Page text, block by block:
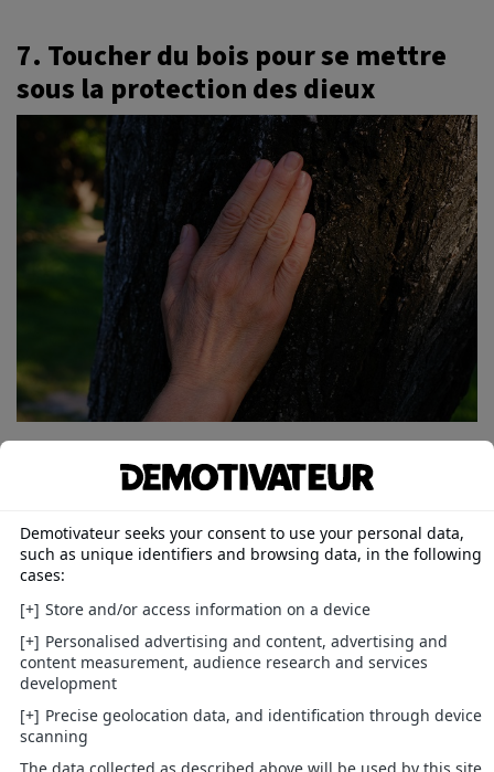
7. Toucher du bois pour se mettre
sous la protection des dieux
Certains Français utilisent l’expression « je touche
du bois » sans connaître son origine. Cette
superstition remonte à l’époque où la nature
figurait parmi les manifestations du pouvoir divin.
En effet, les Celtes croient que les arbres sont une
source de force. Lacroyance grecqueaffirme que
le chêne est associé à Zeus. Toucher du bois en
prononçant la phrase permet ainsi de se mettre
sous la production des Dieux.